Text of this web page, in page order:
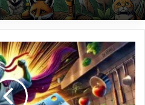
Nachtsicht: Die